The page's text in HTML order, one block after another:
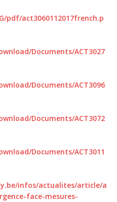
pdf/act3060112017french.p
Documents/ACT3027
Documents/ACT3096
Documents/ACT3072
Documents/ACT3011
infos/actualites/article/a
face-mesures-